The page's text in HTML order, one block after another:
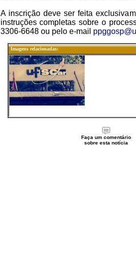
A inscrição deve ser feita
instruções completas sobre o
3306-6648 ou pelo e-mail
Imagens relacionadas:
Faça um comentário
sobre esta notícia